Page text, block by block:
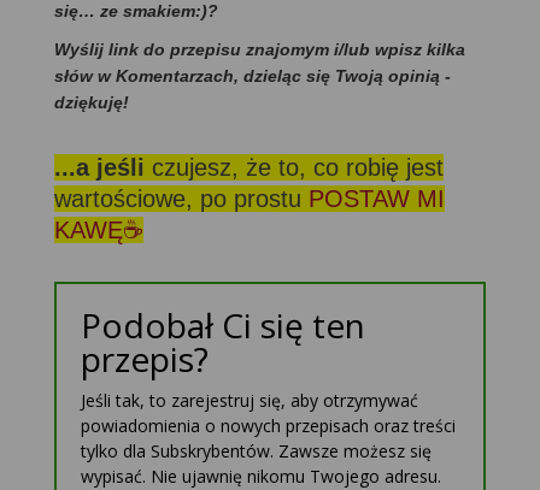
się… ze smakiem:)?
Wyślij link do przepisu znajomym i/lub wpisz kilka
słów w Komentarzach, dzieląc się Twoją opinią -
dziękuję!
...a jeśli czujesz, że to, co robię jest
wartościowe, po prostu POSTAW MI
KAWĘ☕
Podobał Ci się ten
przepis?
Jeśli tak, to zarejestruj się, aby otrzymywać
powiadomienia o nowych przepisach oraz treści
tylko dla Subskrybentów. Zawsze możesz się
wypisać. Nie ujawnię nikomu Twojego adresu.